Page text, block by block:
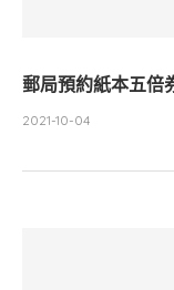
郵局預約紙本五
2021-10-04